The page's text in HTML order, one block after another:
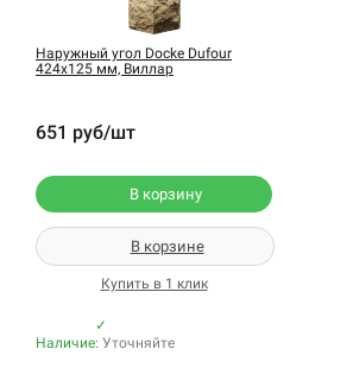
Наружный угол Docke Dufour
424х125 мм, Виллар
651 руб/шт
В корзину
В корзине
Купить в 1 клик
✓
Наличие: Уточняйте